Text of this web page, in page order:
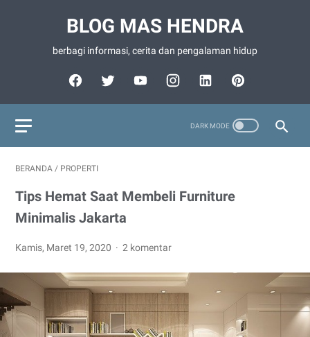
BLOG MAS HENDRA
berbagi informasi, cerita dan pengalaman hidup
BERANDA / PROPERTI
Tips Hemat Saat Membeli Furniture
Minimalis Jakarta
Kamis, Maret 19, 2020 2 komentar